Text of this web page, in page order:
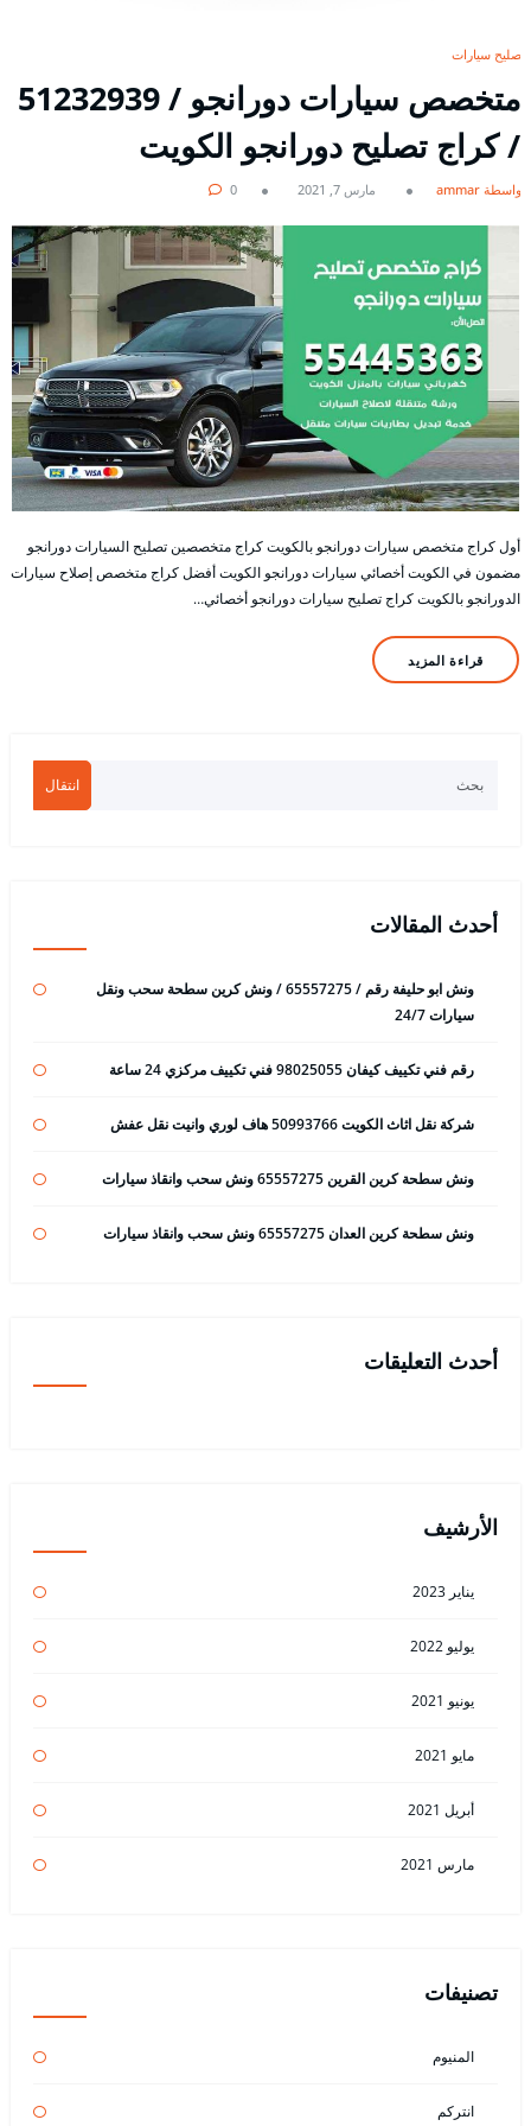
تصليح سيارات
/ كراج تصليح دورانجو الكويت
بواسطة ammar مارس 7, 2021 0
أول كراج متخصص سيارات دورانجو بالكويت كراج متخصصين تصليح السيارات دورانجو
مضمون في الكويت أخصائي سيارات دورانجو الكويت أفضل كراج متخصص إصلاح سيارات
الدورانجو بالكويت كراج تصليح سيارات دورانجو أخصائي…
قراءة المزيد
انتقال
أحدث المقالات
ونش ابو حليفة رقم / 65557275 / ونش كرين سطحة سحب ونقل
سيارات 24/7
رقم فني تكييف كيفان 98025055 فني تكييف مركزي 24 ساعة
شركة نقل اثاث الكويت 50993766 هاف لوري وانيت نقل عفش
ونش سطحة كرين القرين 65557275 ونش سحب وانقاذ سيارات
ونش سطحة كرين العدان 65557275 ونش سحب وانقاذ سيارات
أحدث التعليقات
الأرشيف
يناير 2023
يوليو 2022
يونيو 2021
مايو 2021
أبريل 2021
مارس 2021
تصنيفات
المنيوم
انتركم